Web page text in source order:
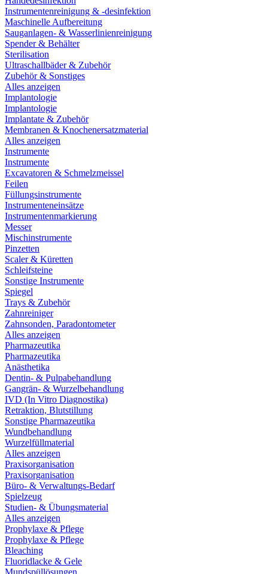
Instrumentenreinigung & -desinfektion
Maschinelle Aufbereitung
Sauganlagen- & Wasserlinienreinigung
Spender & Behälter
Sterilisation
Ultraschallbäder & Zubehör
Zubehör & Sonstiges
Alles anzeigen
Implantologie
Implantologie
Implantate & Zubehör
Membranen & Knochenersatzmaterial
Alles anzeigen
Instrumente
Instrumente
Excavatoren & Schmelzmeissel
Feilen
Füllungsinstrumente
Instrumenteneinsätze
Instrumentenmarkierung
Messer
Mischinstrumente
Pinzetten
Scaler & Küretten
Schleifsteine
Sonstige Instrumente
Spiegel
Trays & Zubehör
Zahnreiniger
Zahnsonden, Paradontometer
Alles anzeigen
Pharmazeutika
Pharmazeutika
Anästhetika
Dentin- & Pulpabehandlung
Gangrän- & Wurzelbehandlung
IVD (In Vitro Diagnostika)
Retraktion, Blutstillung
Sonstige Pharmazeutika
Wundbehandlung
Wurzelfüllmaterial
Alles anzeigen
Praxisorganisation
Praxisorganisation
Büro- & Verwaltungs-Bedarf
Spielzeug
Studien- & Übungsmaterial
Alles anzeigen
Prophylaxe & Pflege
Prophylaxe & Pflege
Bleaching
Fluoridlacke & Gele
Mundspüllösungen